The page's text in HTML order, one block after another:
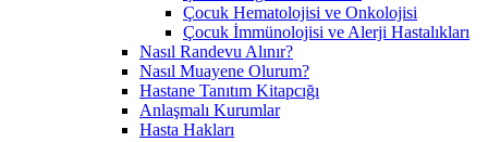
Çocuk Hematolojisi ve Onkolojisi
Çocuk İmmünolojisi ve Alerji Hastalıkları
Nasıl Randevu Alınır?
Nasıl Muayene Olurum?
Hastane Tanıtım Kitapcığı
Anlaşmalı Kurumlar
Hasta Hakları